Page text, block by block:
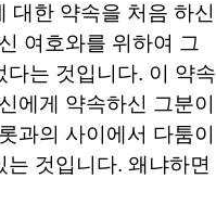
대한 약속을 처음 하신
여호와를 위하여 그
다는 것입니다. 이 약속
에게 약속하신 그분이
과의 사이에서 다툼이
는 것입니다. 왜냐하면